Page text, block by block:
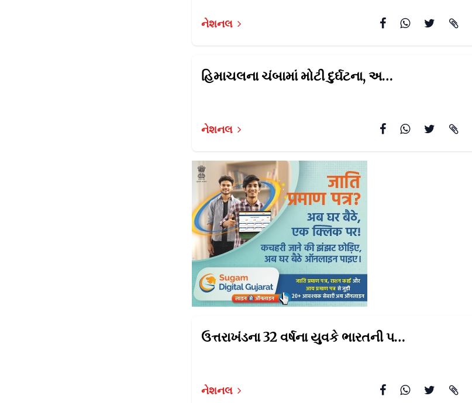
નેશનલ
હિમાચલના ચંબામાં મોટી દુર્ઘટના, અચાનક પહાડ પરથી
નેશનલ
ઉત્તરાખંડના 32 વર્ષના યુવકે ભારતની પહેલી ફ્લાઈંગ
નેશનલ